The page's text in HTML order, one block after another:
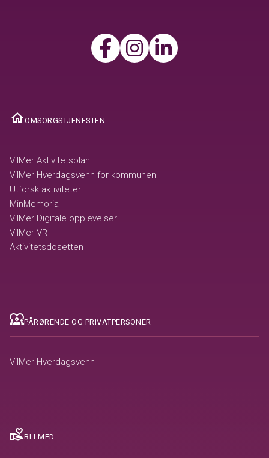
OMSORGSTJENESTEN
VilMer Aktivitetsplan
VilMer Hverdagsvenn for kommunen
Utforsk aktiviteter
MinMemoria
VilMer Digitale opplevelser
VilMer VR
Aktivitetsdosetten
diversity_1PÅRØRENDE OG PRIVATPERSONER
VilMer Hverdagsvenn
volunteer_activismBLI MED